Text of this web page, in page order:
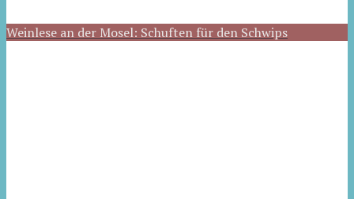
Weinlese an der Mosel: Schuften für den Schwips